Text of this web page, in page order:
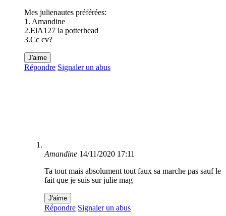
Mes julienautes préférées:
1. Amandine
2.ElA127 la potterhead
3.Cc cv?
J'aime
Répondre Signaler un abus
Amandine 14/11/2020 17:11
Ta tout mais absolument tout faux sa marche pas sauf le
fait que je suis sur julie mag
J'aime
Répondre Signaler un abus